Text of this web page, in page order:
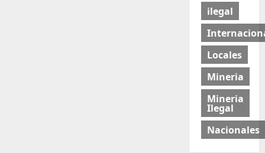
ilegal
Locales
Mineria
Mineria
Ilegal
Nacionales